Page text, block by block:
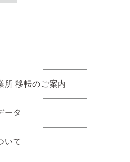
所 移転のご案内
ータ
いて